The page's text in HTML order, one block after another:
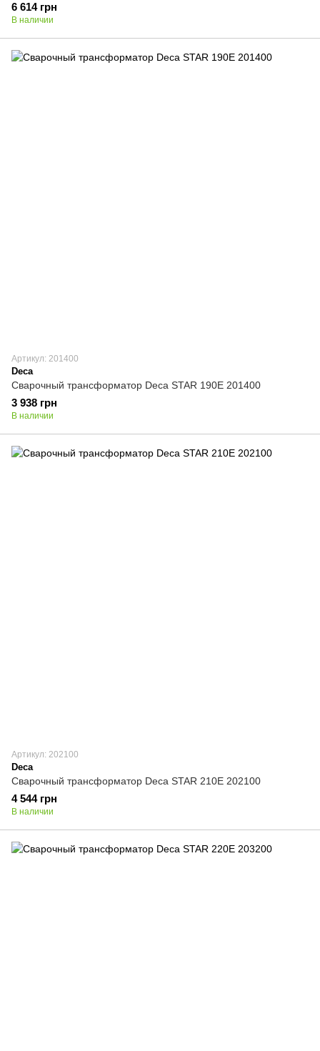
6 614 грн
В наличии
Артикул: 201400
Deca
Сварочный трансформатор Deca STAR 190E 201400
3 938 грн
В наличии
Артикул: 202100
Deca
Сварочный трансформатор Deca STAR 210E 202100
4 544 грн
В наличии